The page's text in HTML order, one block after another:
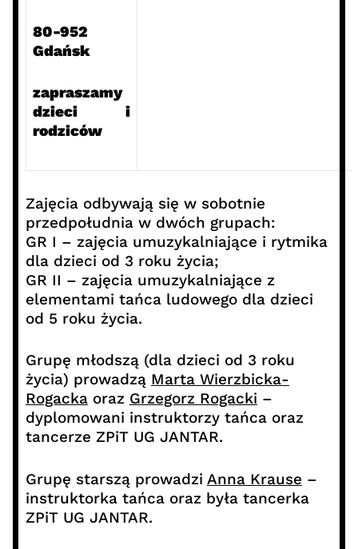
80-952
Gdańsk
zapraszamy
dzieci i
rodziców
Zajęcia odbywają się w sobotnie
przedpołudnia w dwóch grupach:
GR I – zajęcia umuzykalniające i rytmika
dla dzieci od 3 roku życia;
GR II – zajęcia umuzykalniające z
elementami tańca ludowego dla dzieci
od 5 roku życia.
Grupę młodszą (dla dzieci od 3 roku
życia) prowadzą Marta Wierzbicka-
Rogackaoraz Grzegorz Rogacki –
dyplomowani instruktorzy tańca oraz
tancerze ZPiT UG JANTAR.
Grupę starszą prowadzi Anna Krause –
instruktorka tańca oraz była tancerka
ZPiT UG JANTAR.